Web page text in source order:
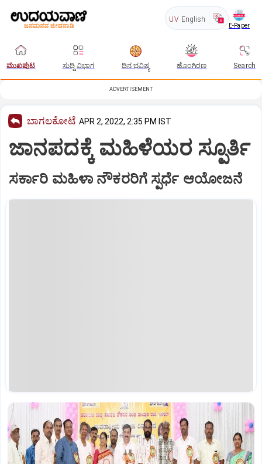
UV English
E-Paper
ಮುಖಪುಟ ಸುದ್ದಿ ವಿಭಾಗ ದಿನ ಭವಿಷ್ಯ ಹೊಂಗಿರಣ Search
ADVERTISEMENT
ಬಾಗಲಕೋಟೆ APR 2, 2022, 2:35 PM IST
ಜಾನಪದಕ್ಕೆ ಮಹಿಳೆಯರ ಸ್ಪೂರ್ತಿ
ಸರ್ಕಾರಿ ಮಹಿಳಾ ನೌಕರರಿಗೆ ಸ್ಪರ್ಧೆ ಆಯೋಜನೆ